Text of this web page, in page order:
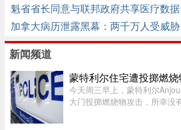
魁省省长同意与联邦政府共享医疗数据
加拿大病历泄露黑幕：两千万人受威胁
新闻频道
蒙特利尔住宅遭投掷燃
今天周三早上，蒙特利尔
大门投掷燃烧物攻击，所幸没